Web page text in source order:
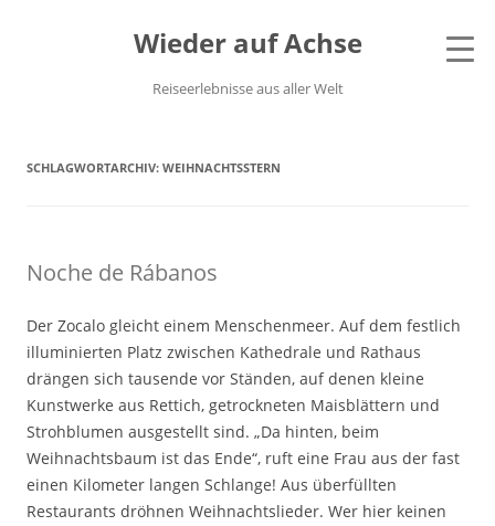
Wieder auf Achse
Reiseerlebnisse aus aller Welt
SCHLAGWORTARCHIV: WEIHNACHTSSTERN
Noche de Rábanos
Der Zocalo gleicht einem Menschenmeer. Auf dem festlich
illuminierten Platz zwischen Kathedrale und Rathaus
drängen sich tausende vor Ständen, auf denen kleine
Kunstwerke aus Rettich, getrockneten Maisblättern und
Strohblumen ausgestellt sind. „Da hinten, beim
Weihnachtsbaum ist das Ende“, ruft eine Frau aus der fast
einen Kilometer langen Schlange! Aus überfüllten
Restaurants dröhnen Weihnachtslieder. Wer hier keinen